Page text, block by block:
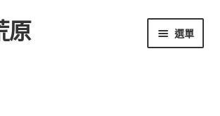
原 選單